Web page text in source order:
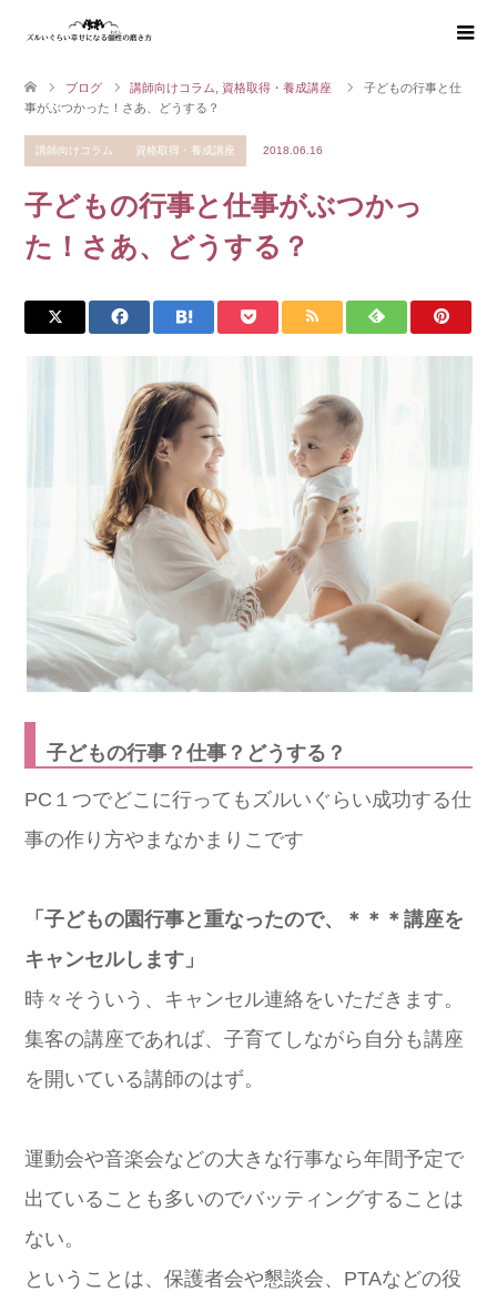
ブログ 講師向けコラム 資格取得・養成講座
子どもの行事と仕
事がぶつかった！さあ、どうする？
講師向けコラム 資格取得・養成講座 2018.06.16
子どもの行事と仕事がぶつかっ
た！さあ、どうする？
子どもの行事？仕事？どうする？
PC１つでどこに行ってもズルいぐらい成功する仕
事の作り方やまなかまりこです
「子どもの園行事と重なったので、＊＊＊講座を
キャンセルします」
時々そういう、キャンセル連絡をいただきます。
集客の講座であれば、子育てしながら自分も講座
を開いている講師のはず。
運動会や音楽会などの大きな行事なら年間予定で
出ていることも多いのでバッティングすることは
ない。
ということは、保護者会や懇談会、PTAなどの役